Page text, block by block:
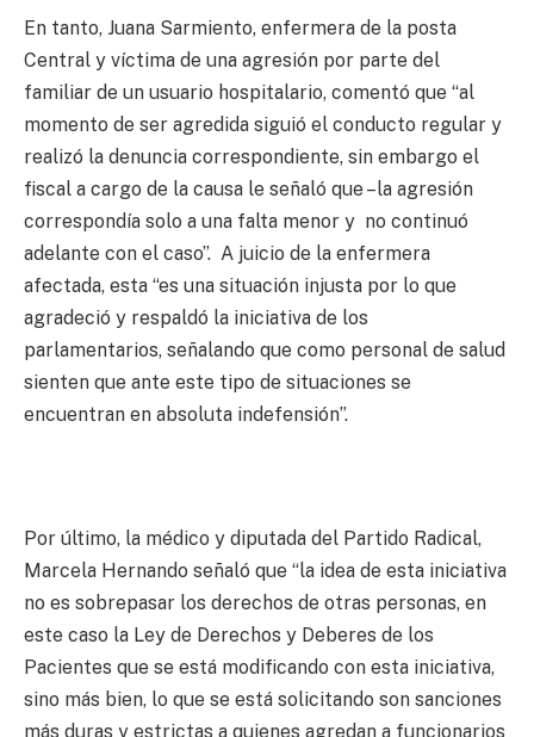
En tanto, Juana Sarmiento, enfermera de la posta
Central y víctima de una agresión por parte del
familiar de un usuario hospitalario, comentó que “al
momento de ser agredida siguió el conducto regular y
realizó la denuncia correspondiente, sin embargo el
fiscal a cargo de la causa le señaló que –la agresión
correspondía solo a una falta menor y no continuó
adelante con el caso”. A juicio de la enfermera
afectada, esta “es una situación injusta por lo que
agradeció y respaldó la iniciativa de los
parlamentarios, señalando que como personal de salud
sienten que ante este tipo de situaciones se
encuentran en absoluta indefensión”.
Por último, la médico y diputada del Partido Radical,
Marcela Hernando señaló que “la idea de esta iniciativa
no es sobrepasar los derechos de otras personas, en
este caso la Ley de Derechos y Deberes de los
Pacientes que se está modificando con esta iniciativa,
sino más bien, lo que se está solicitando son sanciones
más duras y estrictas a quienes agredan a funcionarios